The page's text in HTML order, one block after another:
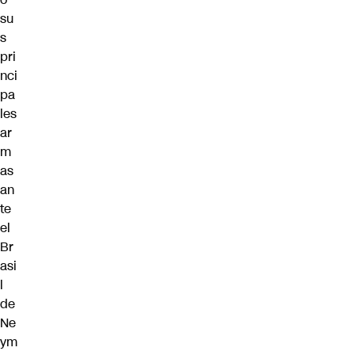
su
s
pri
nci
pa
les
ar
m
as
an
te
el
Br
asi
l
de
Ne
ym